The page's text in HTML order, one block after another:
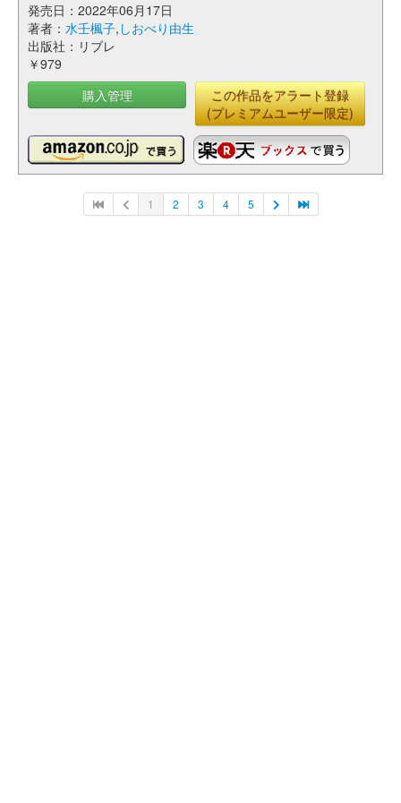
発売日：2022年06月17日
著者： 水壬楓子, しおべり由生
出版社：リブレ
￥979
購入管理
この作品をアラート登録
(プレミアムユーザー限定)
1 2 3 4 5